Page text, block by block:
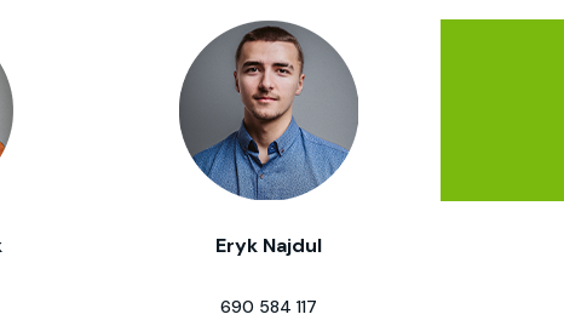
Eryk Najdul
690 584 117